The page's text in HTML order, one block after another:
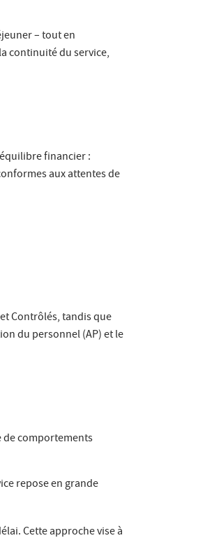
– tout en
continuité du service,
financier :
aux attentes de
Contrôlés, tandis que
du personnel (AP) et le
de comportements
repose en grande
Cette approche vise à